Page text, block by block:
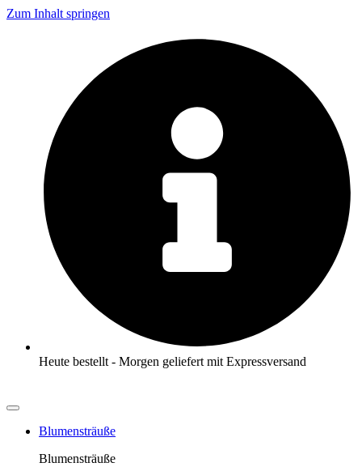
Zum Inhalt springen
Heute bestellt - Morgen geliefert mit Expressversand
Blumensträuße
Blumensträuße